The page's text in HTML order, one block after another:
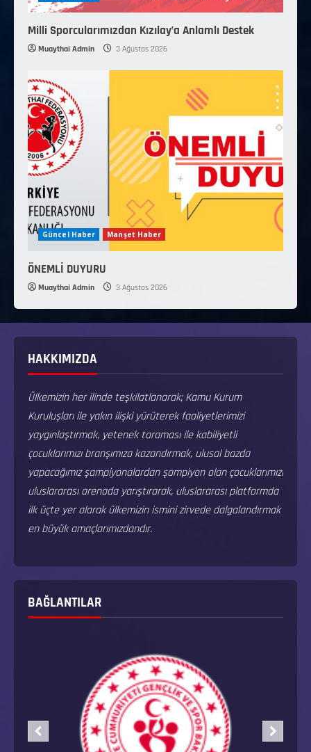
Milli Sporcularımızdan Kızılay’a Anlamlı Destek
Muaythai Admin 3 Ağustos 2026
Güncel Haber Manşet Haber
ÖNEMLİ DUYURU
Muaythai Admin 3 Ağustos 2026
HAKKIMIZDA
Ülkemizin her ilinde teşkilatlanarak; Kamu Kurum
Kuruluşları ile yakın ilişki yürüterek faaliyetlerimizi
yaygınlaştırmak, yetenek taraması ile kabiliyetli
çocuklarımızı branşımıza kazandırmak, ulusal bazda
yapacağımız şampiyonalardan şampiyon olan çocuklarımızı
uluslararası arenada yarıştırarak, uluslararası platformda
ilk üçte yer alarak ülkemizin ismini zirvede dalgalandırmak
en büyük amaçlarımızdandır.
BAĞLANTILAR